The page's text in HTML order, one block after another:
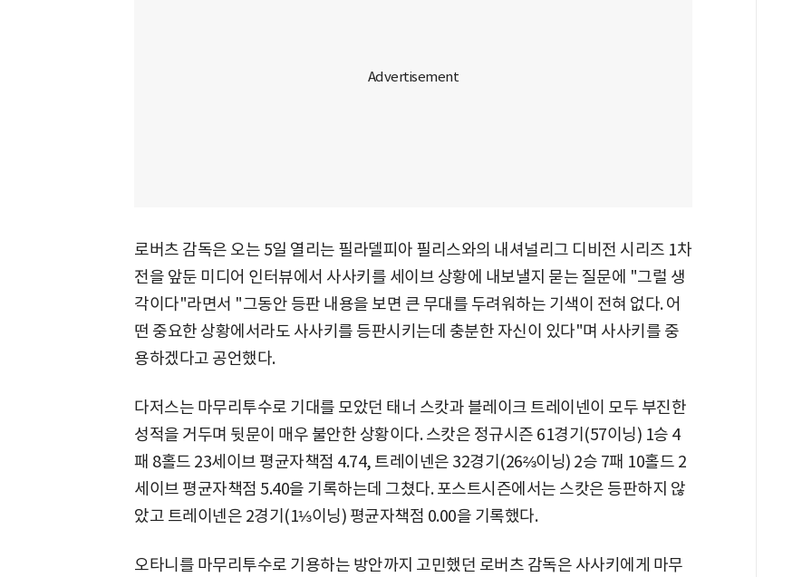
로버츠 감독은 오는 5일 열리는 필라델피아 필리스와의 내셔널리그 디비전 시리즈 1차
전을 앞둔 미디어 인터뷰에서 사사키를 세이브 상황에 내보낼지 묻는 질문에 "그럴 생
각이다"라면서 "그동안 등판 내용을 보면 큰 무대를 두려워하는 기색이 전혀 없다. 어
떤 중요한 상황에서라도 사사키를 등판시키는데 충분한 자신이 있다"며 사사키를 중
용하겠다고 공언했다.
다저스는 마무리투수로 기대를 모았던 태너 스캇과 블레이크 트레이넨이 모두 부진한
성적을 거두며 뒷문이 매우 불안한 상황이다. 스캇은 정규시즌 61경기(57이닝) 1승 4
패 8홀드 23세이브 평균자책점 4.74, 트레이넨은 32경기(26⅔이닝) 2승 7패 10홀드 2
세이브 평균자책점 5.40을 기록하는데 그쳤다. 포스트시즌에서는 스캇은 등판하지 않
았고 트레이넨은 2경기(1⅓이닝) 평균자책점 0.00을 기록했다.
오타니를 마무리투수로 기용하는 방안까지 고민했던 로버츠 감독은 사사키에게 마무